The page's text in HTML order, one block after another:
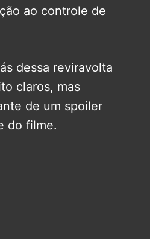
ao controle de
dessa reviravolta
claros, mas
de um spoiler
do filme.